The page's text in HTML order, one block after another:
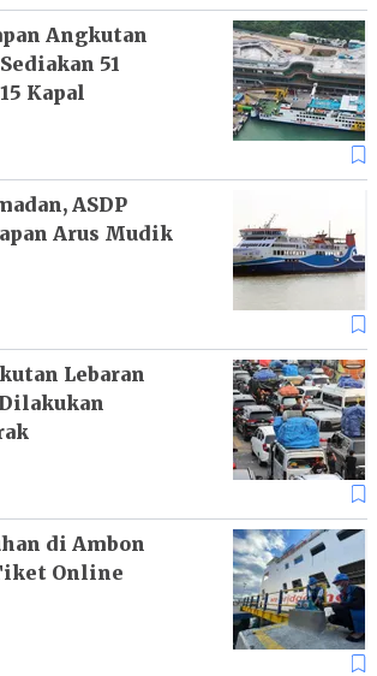
Angkutan
51
Kapal
ASDP
Arus Mudik
Lebaran
di Ambon
Online